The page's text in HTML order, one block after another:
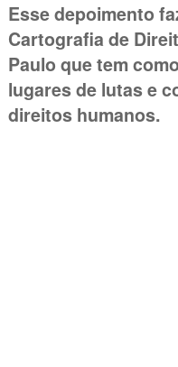
Esse depoimento
Cartografia de
Paulo que tem
lugares de lutas e
direitos humanos.